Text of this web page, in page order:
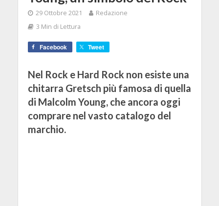
29 Ottobre 2021
Redazione
3 Min di Lettura
Facebook Tweet
Nel Rock e Hard Rock non esiste una
chitarra Gretsch più famosa di quella
di Malcolm Young, che ancora oggi
comprare nel vasto catalogo del
marchio.